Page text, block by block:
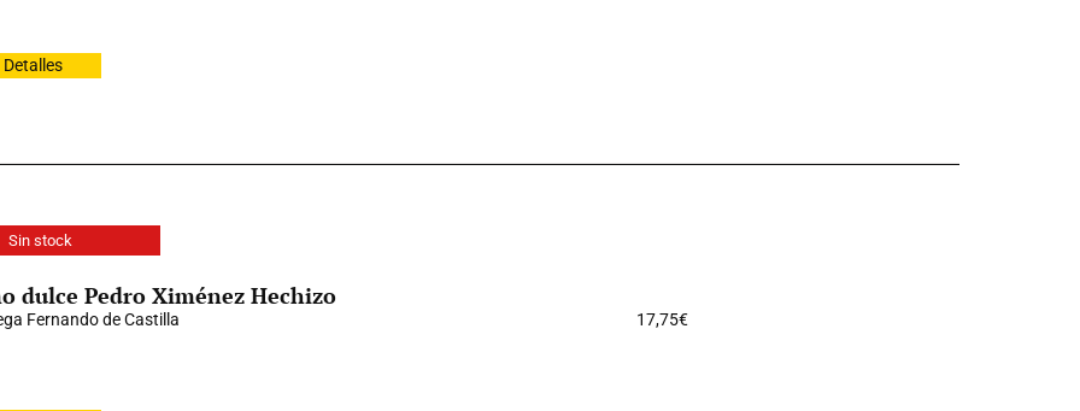
Detalles
Sin stock
dulce Pedro Ximénez Hechizo
Fernando de Castilla 17,75€